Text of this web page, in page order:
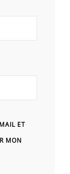
ET
MON